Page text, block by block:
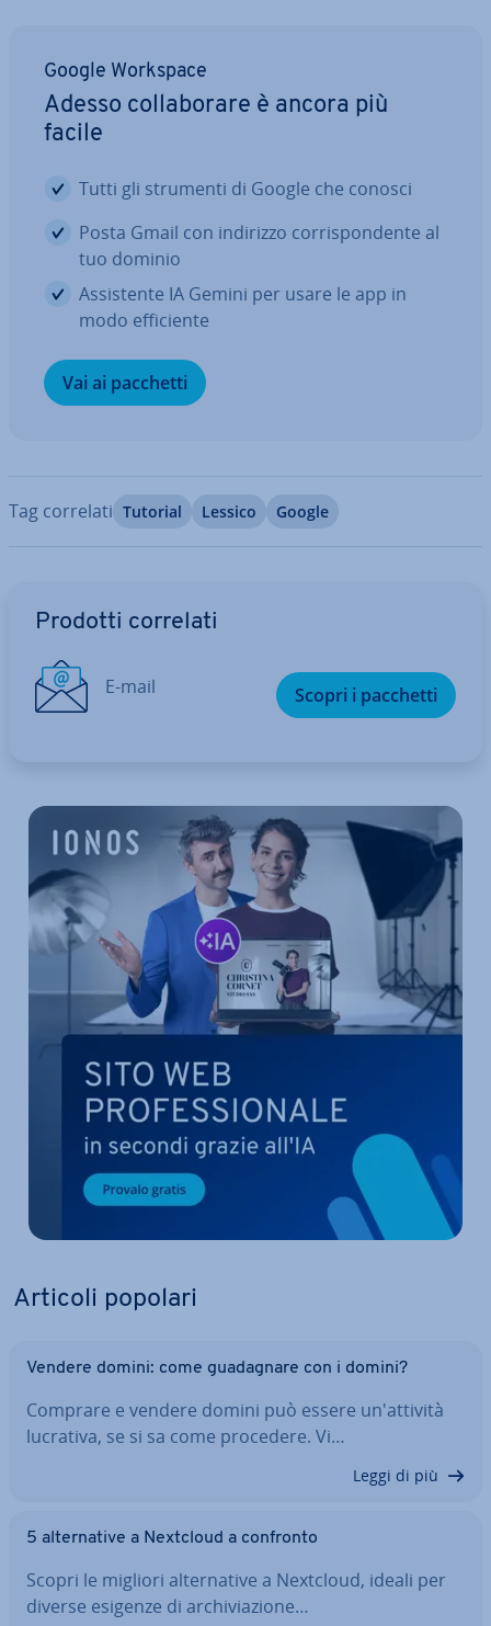
Google Workspace
Adesso col­la­bo­ra­re è ancora più
facile
Tutti gli strumenti di Google che conosci
Posta Gmail con indirizzo cor­ri­spon­den­te al
tuo dominio
As­si­sten­te IA Gemini per usare le app in
modo ef­fi­cien­te
Vai ai pacchetti
Tag correlati Tutorial Lessico Google
Prodotti correlati
E-mail Scopri i pacchetti
Articoli popolari
Vendere domini: come gua­da­gna­re con i domini?
Comprare e vendere domini può essere un'at­ti­vi­tà
lucrativa, se si sa come procedere. Vi…
Leggi di più
5 al­ter­na­ti­ve a Nextcloud a confronto
Scopri le migliori al­ter­na­ti­ve a Nextcloud, ideali per
diverse esigenze di ar­chi­via­zio­ne…